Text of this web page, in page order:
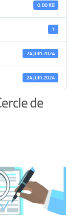
0.00 KB
1
24 juin 2024
24 juin 2024
de